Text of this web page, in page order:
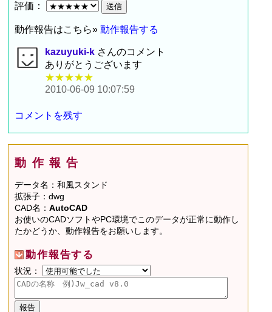
評価：
動作報告はこちら»動作報告する
kazuyuki-k さんのコメント
ありがとうございます
★★★★★
2010-06-09 10:07:59
コメントを残す
動作報告
データ名：和風スタンド
拡張子：dwg
CAD名：AutoCAD
お使いのCADソフトやPC環境でこのデータが正常に動作し
たかどうか、動作報告をお願いします。
動作報告する
状況：